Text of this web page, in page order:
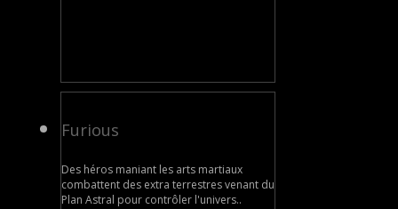
Furious
Des héros maniant les arts martiaux
combattent des extra terrestres venant du
Plan Astral pour contrôler l'univers..